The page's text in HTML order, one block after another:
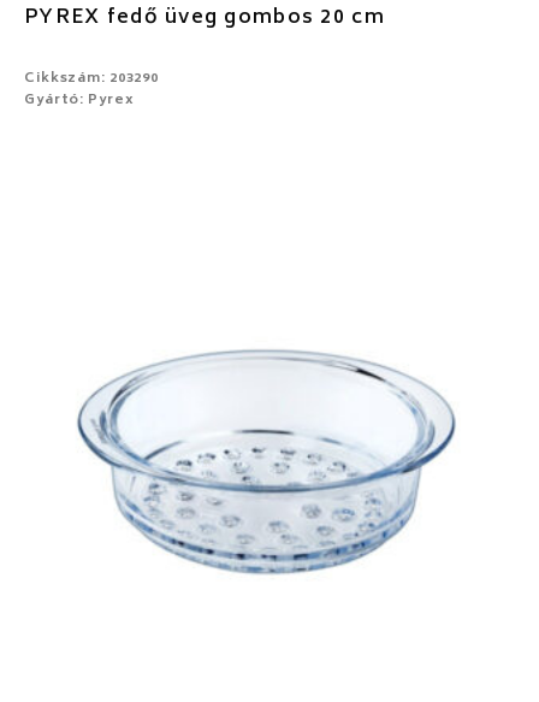
PYREX fedő üveg gombos 20 cm
Cikkszám: 203290
Gyártó: Pyrex